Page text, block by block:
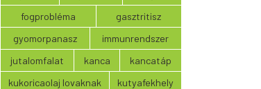
fogprobléma
gasztritisz
gyomorpanasz
immunrendszer
jutalomfalat
kanca
kancatáp
kukoricaolaj lovaknak
kutyafekhely